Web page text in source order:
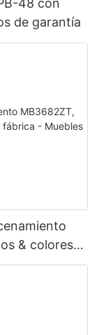
48 con
de garantía
& colores